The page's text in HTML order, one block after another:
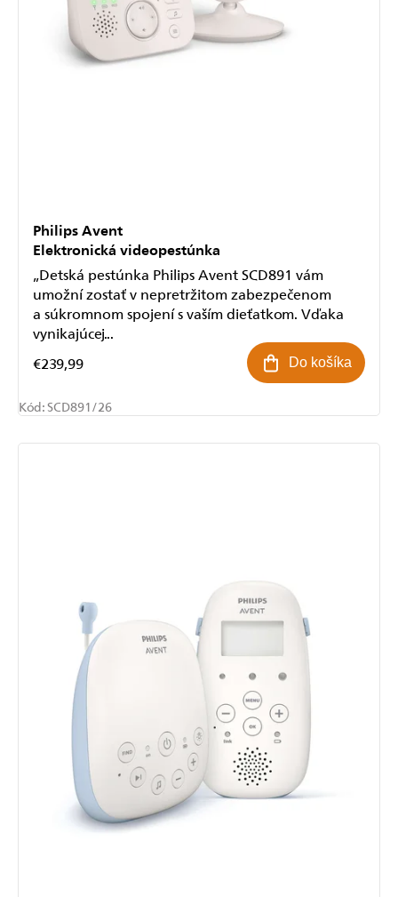
Philips Avent
Elektronická videopestúnka
€239,99 Do košíka
„Detská pestúnka Philips Avent SCD891 vám
umožní zostať v nepretržitom zabezpečenom
a súkromnom spojení s vaším dieťatkom. Vďaka
vynikajúcej...
Kód:SCD891/26